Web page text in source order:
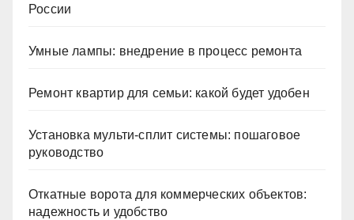
России
Умные лампы: внедрение в процесс ремонта
Ремонт квартир для семьи: какой будет удобен
Установка мульти-сплит системы: пошаговое
руководство
Откатные ворота для коммерческих объектов:
надежность и удобство